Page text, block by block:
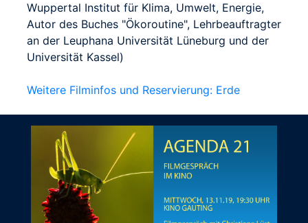
Wuppertal Institut für Klima, Umwelt, Energie,
Autor des Buches "Ökoroutine", Lehrbeauftragter
an der Leuphana Universität Lüneburg und der
Universität Kassel)
Weitere Filminfos und Reservierung: Erde